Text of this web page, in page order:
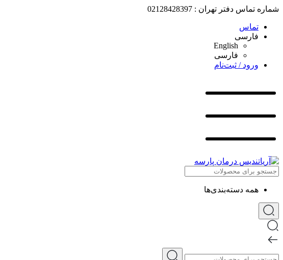
شماره تماس دفتر تهران : 02128428397
تماس
فارسی
English
فارسی
ورود / ثبت‌نام
همه دسته‌بندی‌ها